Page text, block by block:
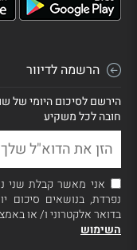
הרשמה לדיוור
הירשם לסיכום היומי של
חובה לכל משקיע
אני מאשר קבלת שני
נפרדת, בנושאים סיכום
בדואר אלקטרוני ו/ או
השימוש